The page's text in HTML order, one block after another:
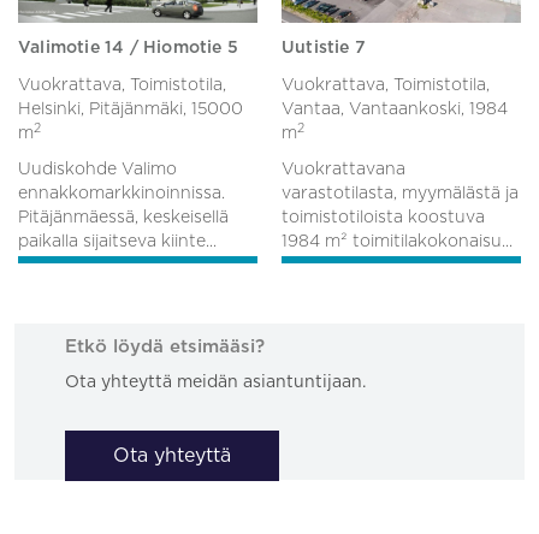
Valimotie 14 / Hiomotie 5
Vuokrattava, Toimistotila,
Helsinki, Pitäjänmäki, 15000
m 2
Uudiskohde Valimo
ennakkomarkkinoinnissa.
Pitäjänmäessä, keskeisellä
paikalla sijaitseva kiinte...
Uutistie 7
Vuokrattava, Toimistotila,
Vantaa, Vantaankoski, 1984
m 2
Vuokrattavana
varastotilasta, myymälästä ja
toimistotiloista koostuva
1984 m² toimitilakokonaisu...
Etkö löydä etsimääsi?
Ota yhteyttä meidän asiantuntijaan.
Ota yhteyttä